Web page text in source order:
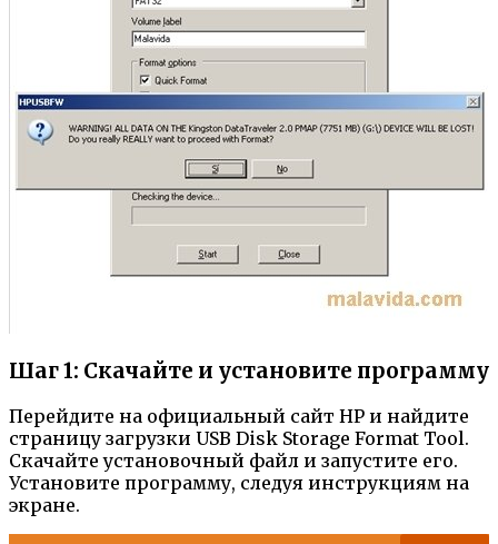
Шаг 1: Скачайте и установите программу
Перейдите на официальный сайт HP и найдите
страницу загрузки USB Disk Storage Format Tool.
Скачайте установочный файл и запустите его.
Установите программу, следуя инструкциям на
экране.